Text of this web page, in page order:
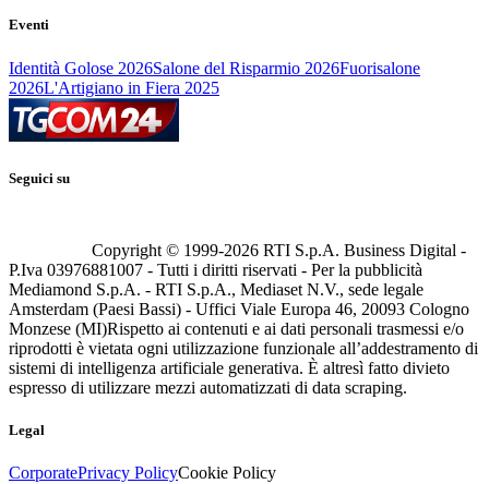
Eventi
Identità Golose 2026Salone del Risparmio 2026Fuorisalone
2026L'Artigiano in Fiera 2025
Seguici su
Copyright © 1999-2026 RTI S.p.A. Business Digital -
P.Iva 03976881007 - Tutti i diritti riservati - Per la pubblicità
Mediamond S.p.A. - RTI S.p.A., Mediaset N.V., sede legale
Amsterdam (Paesi Bassi) - Uffici Viale Europa 46, 20093 Cologno
Monzese (MI)Rispetto ai contenuti e ai dati personali trasmessi e/o
riprodotti è vietata ogni utilizzazione funzionale all’addestramento di
sistemi di intelligenza artificiale generativa. È altresì fatto divieto
espresso di utilizzare mezzi automatizzati di data scraping.
Legal
CorporatePrivacy PolicyCookie Policy